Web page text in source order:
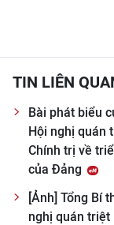
TIN LIÊN
Bài phát biểu
Hội nghị quán
Chính trị về
của Đảng
[Ảnh] Tổng Bí
nghị quán triệt